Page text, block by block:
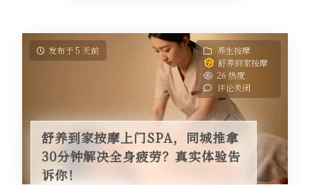
发布于 5 天前
养生按摩
舒养到家按摩
26 热度
评论关闭
舒养到家按摩上门SPA，同城推拿
30分钟解决全身疲劳？真实体验告
诉你！